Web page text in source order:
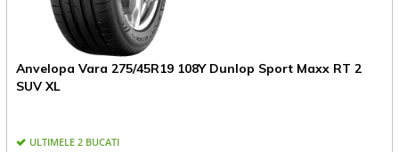
Anvelopa Vara 275/45R19 108Y Dunlop Sport Maxx RT 2
SUV XL
ULTIMELE 2 BUCATI